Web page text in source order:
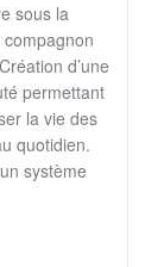
sous la
compagnon
d’une
permettant
la vie des
quotidien.
système